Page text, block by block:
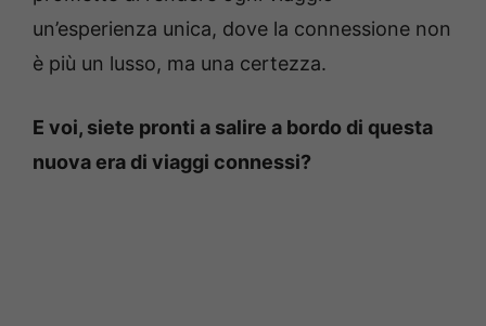
un’esperienza unica, dove la connessione non
è più un lusso, ma una certezza.
E voi, siete pronti a salire a bordo di questa
nuova era di viaggi connessi?